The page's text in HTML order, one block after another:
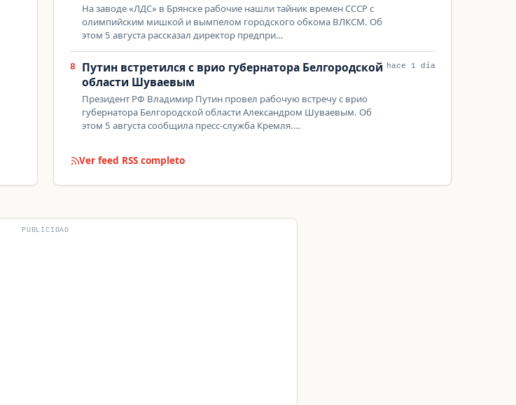
На заводе «ЛДС» в Брянске рабочие нашли тайник времен СССР с
олимпийским мишкой и вымпелом городского обкома ВЛКСМ. Об
этом 5 августа рассказал директор предпри…
8
Путин встретился с врио губернатора Белгородской
области Шуваевым
Президент РФ Владимир Путин провел рабочую встречу с врио
губернатора Белгородской области Александром Шуваевым. Об
этом 5 августа сообщила пресс-служба Кремля.…
hace 1 día
Ver feed RSS completo
PUBLICIDAD